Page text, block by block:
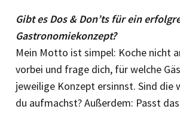
Gibt es Dos & Don’ts für ein
Gastronomiekonzept?
Mein Motto ist simpel: Koche nicht
vorbei und frage dich, für welche
jeweilige Konzept ersinnst. Sind die
du aufmachst? Außerdem: Passt